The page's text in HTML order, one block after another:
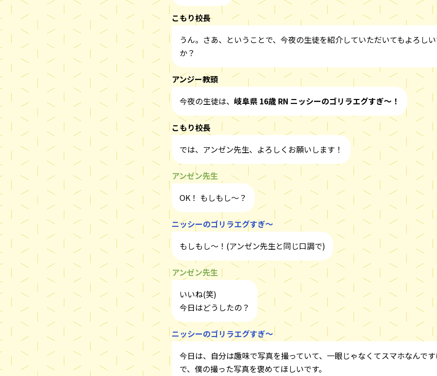
こもり校長
うん。さあ、ということで、今夜の生徒を紹介していただいてもよろし
か？
アンジー教頭
今夜の生徒は、 岐阜県 16歳 RN ニッシーのゴリラエグすぎ～！
こもり校長
では、アンゼン先生、よろしくお願いします！
アンゼン先生
OK！ もしもし～？
ニッシーのゴリラエグすぎ～
もしもし～！(アンゼン先生と同じ口調で)
アンゼン先生
いいね(笑)
今日はどうしたの？
ニッシーのゴリラエグすぎ～
今日は、自分は趣味で写真を撮っていて、一眼じゃなくてスマホなんで
で、僕の撮った写真を褒めてほしいです。